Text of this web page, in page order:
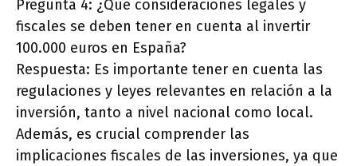
Pregunta 4: ¿Qué consideraciones legales y
fiscales se deben tener en cuenta al invertir
100.000 euros en España?
Respuesta: Es importante tener en cuenta las
regulaciones y leyes relevantes en relación a la
inversión, tanto a nivel nacional como local.
Además, es crucial comprender las
implicaciones fiscales de las inversiones, ya que